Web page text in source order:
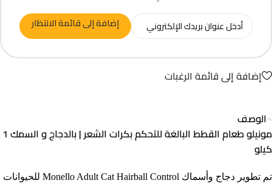
إضافة إلى قائمة الانتظار
إضافة إلى قائمة الرغبات
الوصف
مونيلو طعام القطط البالغة للتحكم بكرات الشعر | بالدجاج و السمك 1
كيلو
تم تطوير دجاج وأسماك Monello Adult Cat Hairball Control للحيوانات